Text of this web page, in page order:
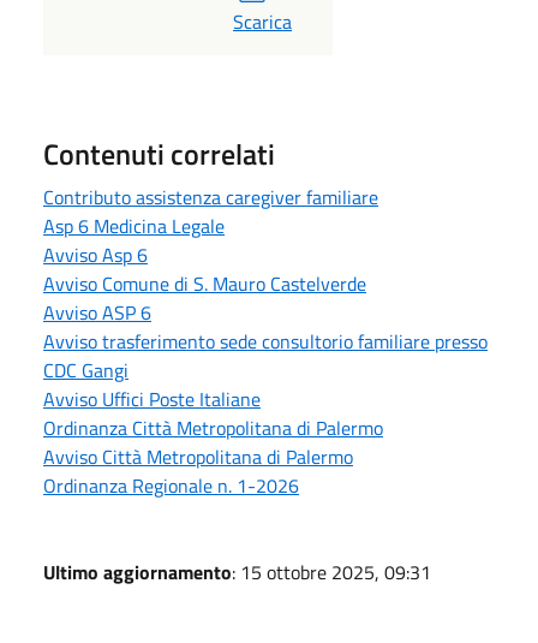
PDF
Scarica
Contenuti correlati
Contributo assistenza caregiver familiare
Asp 6 Medicina Legale
Avviso Asp 6
Avviso Comune di S. Mauro Castelverde
Avviso ASP 6
Avviso trasferimento sede consultorio familiare presso
CDC Gangi
Avviso Uffici Poste Italiane
Ordinanza Città Metropolitana di Palermo
Avviso Città Metropolitana di Palermo
Ordinanza Regionale n. 1-2026
Ultimo aggiornamento: 15 ottobre 2025, 09:31